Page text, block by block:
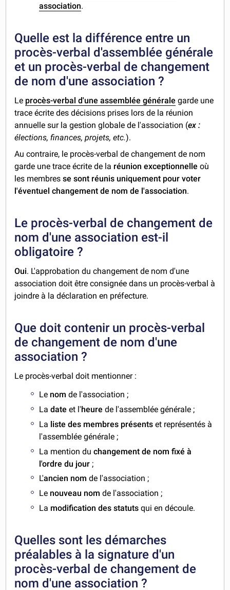
association.
Quelle est la différence entre un
procès-verbal d'assemblée générale
et un procès-verbal de changement
de nom d'une association ?
Le procès-verbal d'une assemblée générale garde une
trace écrite des décisions prises lors de la réunion
annuelle sur la gestion globale de l'association (ex :
élections, finances, projets, etc.).
Au contraire, le procès-verbal de changement de nom
garde une trace écrite de la réunion exceptionnelle où
les membresse sont réunis uniquement pour voter
l'éventuel changement de nom de l'association.
Le procès-verbal de changement de
nom d'une association est-il
obligatoire ?
Oui. L'approbation du changement de nom d'une
association doit être consignée dans un procès-verbal à
joindre à la déclaration en préfecture.
Que doit contenir un procès-verbal
de changement de nom d'une
association ?
Le procès-verbal doit mentionner :
Le nomde l'association ;
La date et l'heure de l'assemblée générale ;
La liste des membres présents et représentés à
l'assemblée générale ;
La mention duchangement de nom fixé à
l'ordre du jour ;
L'ancien nom de l'association ;
Le nouveau nom de l'association ;
La modification des statuts qui en découle.
Quelles sont les démarches
préalables à la signature d'un
procès-verbal de changement de
nom d'une association ?